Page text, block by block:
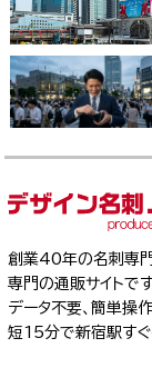
創業40年の名刺専門
専門の通販サイトで
データ不要、簡単
短15分で新宿駅すぐ